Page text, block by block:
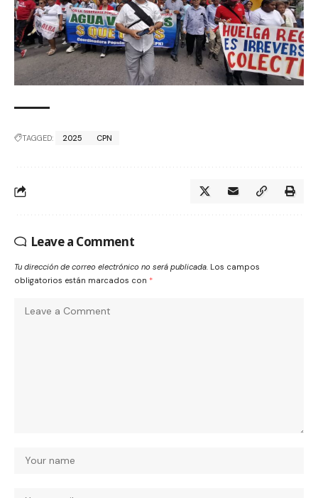
TAGGED: 2025 CPN
Leave a Comment
Tu dirección de correo electrónico no será publicada. Los campos
obligatorios están marcados con *